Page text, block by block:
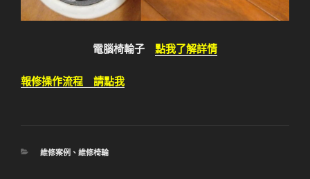
電腦椅輪子 點我了解詳情
報修操作流程 請點我
分
維修案例 、 維修椅輪